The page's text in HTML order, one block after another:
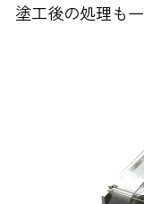
塗工後の処理も